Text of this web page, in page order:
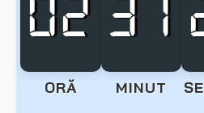
02
ORĂ
31
MINUT